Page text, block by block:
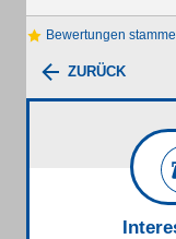
Bewertungen
ZURÜCK